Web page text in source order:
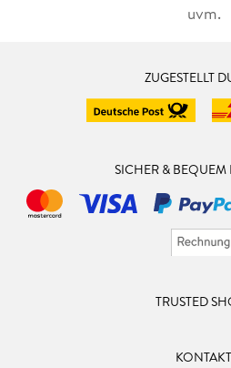
uvm.
ZUGESTELLT
SICHER & BEQUEM
TRUSTED
KONTAKT